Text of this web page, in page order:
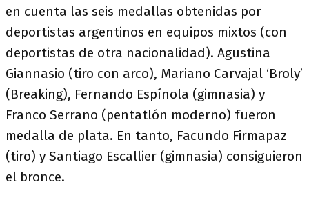
en cuenta las seis medallas obtenidas por
deportistas argentinos en equipos mixtos (con
deportistas de otra nacionalidad). Agustina
Giannasio (tiro con arco), Mariano Carvajal ‘Broly’
(Breaking), Fernando Espínola (gimnasia) y
Franco Serrano (pentatlón moderno) fueron
medalla de plata. En tanto, Facundo Firmapaz
(tiro) y Santiago Escallier (gimnasia) consiguieron
el bronce.